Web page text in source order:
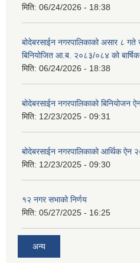
मिति: 06/24/2026 - 18:38
बोदेबरसाईन नगरपालिकाको असार ८
बिनियोजित आ.ब. २०८३/०८४ को
मिति: 06/24/2026 - 18:38
बोदेबरसाईन नगरपालिकाको बिनियोजन
मिति: 12/23/2025 - 09:31
बोदेबरसाईन नगरपालिकाको आर्थिक ऐन
मिति: 12/23/2025 - 09:30
१२ नगर सभाको निर्णय
मिति: 05/27/2025 - 16:25
अन्य